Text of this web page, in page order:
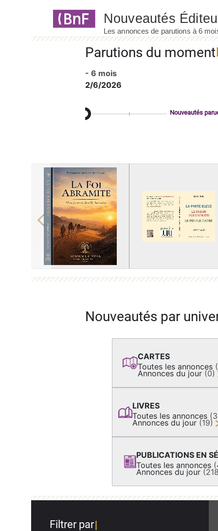
Parutions du moment
- 6 mois
2/6/2026
Nouveautés
Previous
Nouveautés par
CARTES
Toutes les annonces
Annonces du jour (0)
LIVRES
Toutes les annonces
Annonces du jour (19)
PUBLICATIONS EN
Toutes les annonces
Annonces du jour
Filtrer par